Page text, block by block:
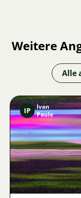
Weitere
Alle
IP
Ivan
Paule